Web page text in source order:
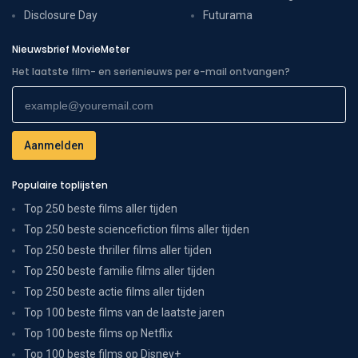
Disclosure Day
Futurama
Nieuwsbrief MovieMeter
Het laatste film- en serienieuws per e-mail ontvangen?
Populaire toplijsten
Top 250 beste films aller tijden
Top 250 beste sciencefiction films aller tijden
Top 250 beste thriller films aller tijden
Top 250 beste familie films aller tijden
Top 250 beste actie films aller tijden
Top 100 beste films van de laatste jaren
Top 100 beste films op Netflix
Top 100 beste films op Disney+